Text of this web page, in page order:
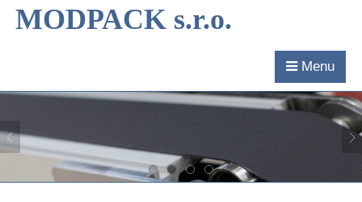
MODPACK s.r.o.
Menu